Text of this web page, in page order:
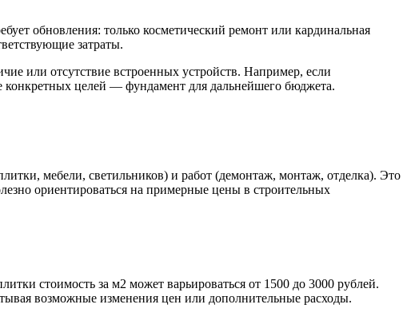
обновления: только косметический ремонт или кардинальная
затраты.
или отсутствие встроенных устройств. Например, если
конкретных целей — фундамент для дальнейшего бюджета.
мебели, светильников) и работ (демонтаж, монтаж, отделка). Это
ориентироваться на примерные цены в строительных
стоимость за м2 может варьироваться от 1500 до 3000 рублей.
возможные изменения цен или дополнительные расходы.